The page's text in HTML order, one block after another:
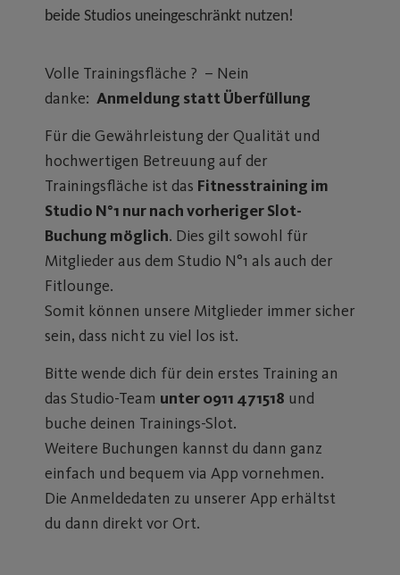
beide Studios uneingeschränkt nutzen!
Volle Trainingsfläche ? – Nein
danke: Anmeldung statt Überfüllung
Für die Gewährleistung der Qualität und
hochwertigen Betreuung auf der
Trainingsfläche ist das Fitnesstraining im
Studio N°1 nur nach vorheriger Slot-
Buchung möglich. Dies gilt sowohl für
Mitglieder aus dem Studio N°1 als auch der
Fitlounge.
Somit können unsere Mitglieder immer sicher
sein, dass nicht zu viel los ist.
Bitte wende dich für dein erstes Training an
das Studio-Team unter 0911 471518 und
buche deinen Trainings-Slot.
Weitere Buchungen kannst du dann ganz
einfach und bequem via App vornehmen.
Die Anmeldedaten zu unserer App erhältst
du dann direkt vor Ort.